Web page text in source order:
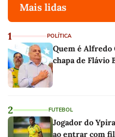
Mais lidas
1 POLÍTICA
Quem é Alfredo
chapa de Flávio
2 FUTEBOL
Jogador do
ao entrar com